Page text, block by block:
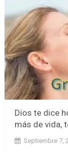
Dios te dice
más de vida,
Septiembre 7,